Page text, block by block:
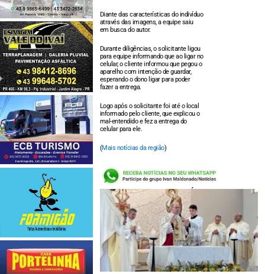
Diante das características do indivíduo
através das imagens, a equipe saiu
em busca do autor.
Durante diligências, o solicitante ligou
para equipe informando que ao ligar no
celular, o cliente informou que pegou o
aparelho com intenção de guardar,
esperando o dono ligar para poder
fazer a entrega.
Logo após o solicitante foi até o local
informado pelo cliente, que explicou o
mal-entendido e fez a entrega do
celular para ele.
(Mais notícias da região)
LEIA TAMBÉM: